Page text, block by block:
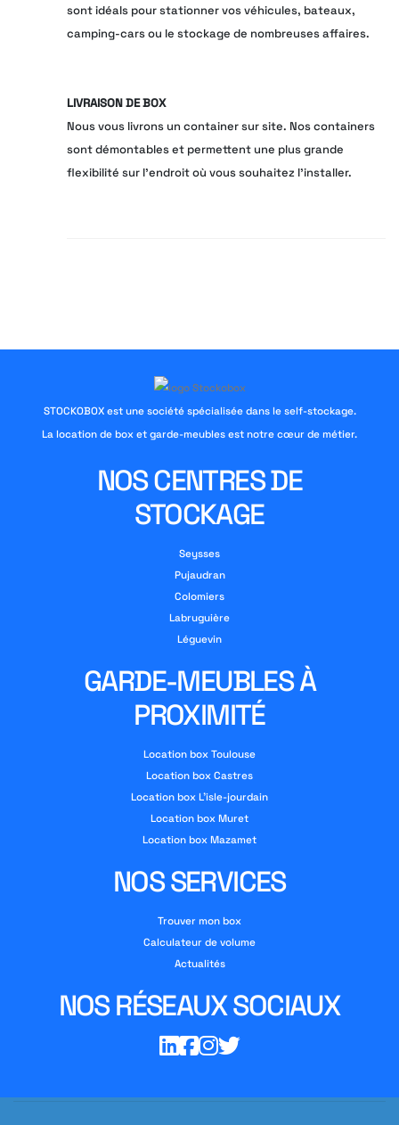
sont idéals pour stationner vos véhicules, bateaux,
camping-cars ou le stockage de nombreuses affaires.
LIVRAISON DE BOX
Nous vous livrons un container sur site. Nos containers
sont démontables et permettent une plus grande
flexibilité sur l'endroit où vous souhaitez l'installer.
STOCKOBOX est une société spécialisée dans le self-stockage.
La location de box et garde-meubles est notre cœur de métier.
NOS CENTRES DE
STOCKAGE
Seysses
Pujaudran
Colomiers
Labruguière
Léguevin
GARDE-MEUBLES À
PROXIMITÉ
Location box Toulouse
Location box Castres
Location box L’isle-jourdain
Location box Muret
Location box Mazamet
NOS SERVICES
Trouver mon box
Calculateur de volume
Actualités
NOS RÉSEAUX SOCIAUX